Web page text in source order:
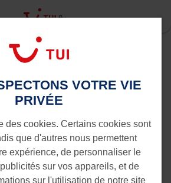
vers Rhodes
VOTRE VIE
PRIVÉE
des cookies. Certains cookies sont
que d'autres nous permettent
expérience, de personnaliser le
sur vos appareils, et de
sur l'utilisation de notre site